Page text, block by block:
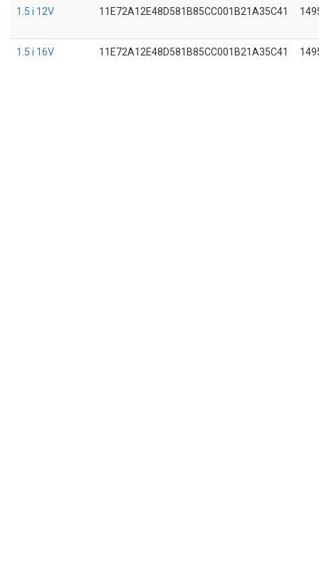
1.5 i 12V 11E72A12E48D581B85CC001B21A35C41
1.5 i 16V 11E72A12E48D581B85CC001B21A35C41